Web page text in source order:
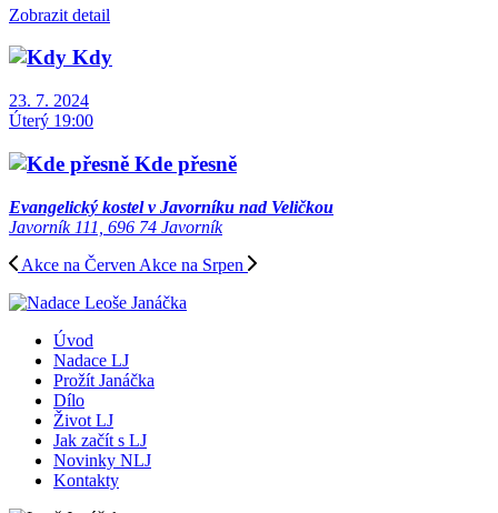
Zobrazit detail
Kdy
23. 7. 2024
Úterý 19:00
Kde přesně
Evangelický kostel v Javorníku nad Veličkou
Javorník 111, 696 74 Javorník
Akce na Červen Akce na Srpen
Úvod
Nadace LJ
Prožít Janáčka
Dílo
Život LJ
Jak začít s LJ
Novinky NLJ
Kontakty